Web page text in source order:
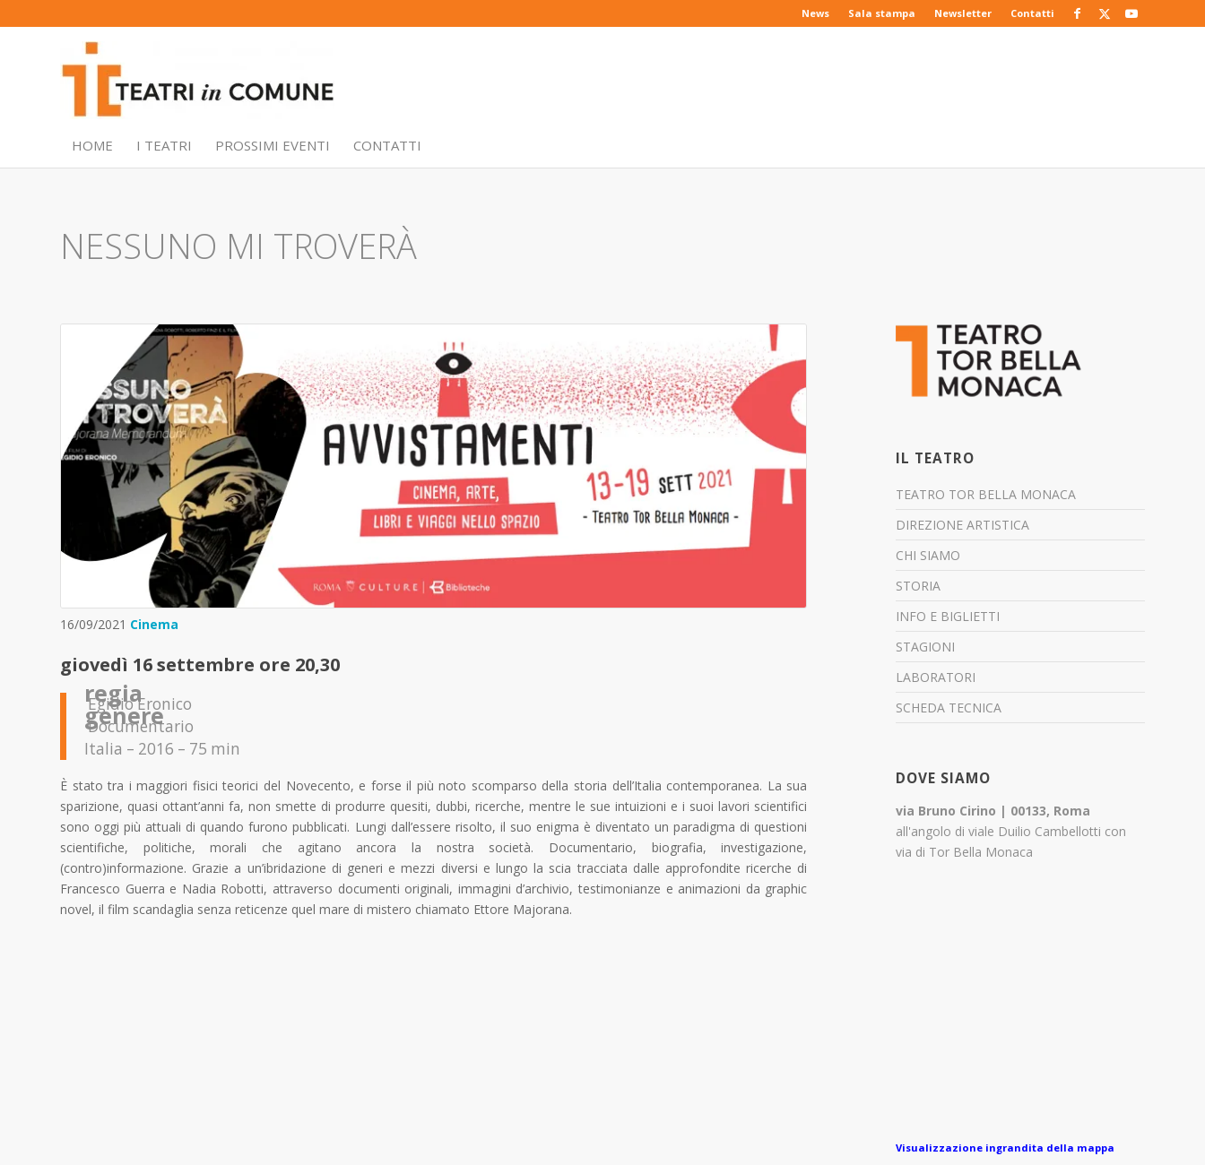
News Sala stampa Newsletter Contatti
HOME I TEATRI PROSSIMI EVENTI CONTATTI
NESSUNO MI TROVERÀ
16/09/2021 Cinema
giovedì 16 settembre ore 20,30
regia
Egidio Eronico
genere
Documentario
Italia – 2016 – 75 min
È stato tra i maggiori fisici teorici del Novecento, e forse il più noto scomparso della storia dell’Italia contemporanea. La sua
sparizione, quasi ottant’anni fa, non smette di produrre quesiti, dubbi, ricerche, mentre le sue intuizioni e i suoi lavori scientifici
sono oggi più attuali di quando furono pubblicati. Lungi dall’essere risolto, il suo enigma è diventato un paradigma di questioni
scientifiche, politiche, morali che agitano ancora la nostra società. Documentario, biografia, investigazione,
(contro)informazione. Grazie a un’ibridazione di generi e mezzi diversi e lungo la scia tracciata dalle approfondite ricerche di
Francesco Guerra e Nadia Robotti, attraverso documenti originali, immagini d’archivio, testimonianze e animazioni da graphic
novel, il film scandaglia senza reticenze quel mare di mistero chiamato Ettore Majorana.
IL TEATRO
TEATRO TOR BELLA MONACA
DIREZIONE ARTISTICA
CHI SIAMO
STORIA
INFO E BIGLIETTI
STAGIONI
LABORATORI
SCHEDA TECNICA
DOVE SIAMO
via Bruno Cirino | 00133, Roma
all'angolo di viale Duilio Cambellotti con
via di Tor Bella Monaca
Visualizzazione ingrandita della mappa